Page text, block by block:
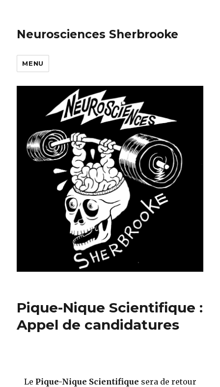
Neurosciences Sherbrooke
MENU
Pique-Nique Scientifique :
Appel de candidatures
Le Pique-Nique Scientifique sera de retour